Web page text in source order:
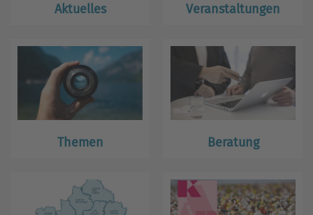
Aktuelles Veranstaltungen
Themen Beratung